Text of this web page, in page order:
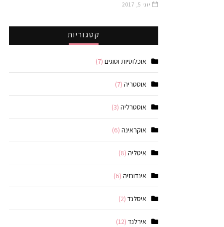
יוני 5, 2017
קטגוריות
אוכלוסיות וסוגים (7)
אוסטריה (7)
אוסטרליה (3)
אוקראינה (6)
איטליה (8)
אינדונזיה (6)
איסלנד (2)
אירלנד (12)